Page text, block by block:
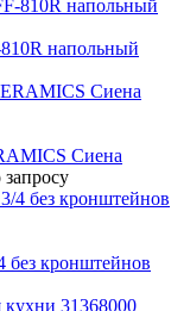
напольный
Сиена
без кронштейнов